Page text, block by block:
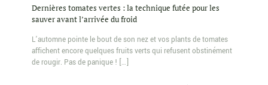
Dernières tomates vertes : la technique futée pour les
sauver avant l’arrivée du froid
L’automne pointe le bout de son nez et vos plants de tomates
affichent encore quelques fruits verts qui refusent obstinément
de rougir. Pas de panique ! […]